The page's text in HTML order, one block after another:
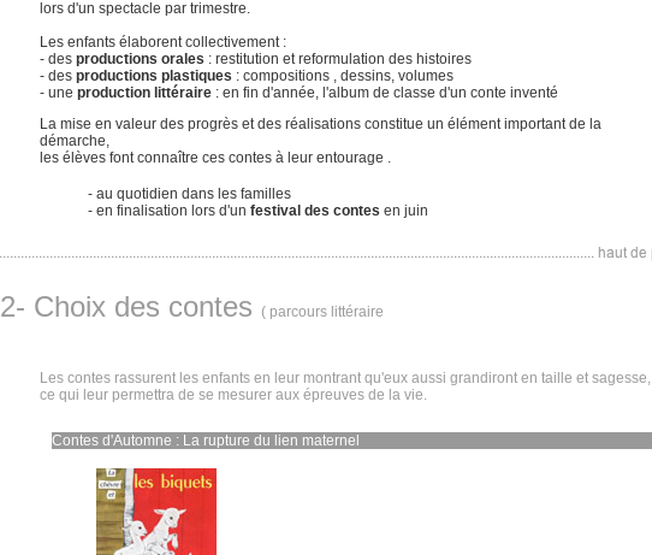
lors d'un spectacle par trimestre.
Les enfants élaborent collectivement :
- des productions orales : restitution et reformulation des histoires
- des productions plastiques : compositions , dessins, volumes
- une production littéraire : en fin d'année, l'album de classe d'un conte inventé
La mise en valeur des progrès et des réalisations constitue un élément important de la
démarche,
les élèves font connaître ces contes à leur entourage .
- au quotidien dans les familles
- en finalisation lors d'un festival des contes en juin
2- Choix des contes ( parcours littéraire
Les contes rassurent les enfants en leur montrant qu'eux aussi grandiront en taille et sagesse,
ce qui leur permettra de se mesurer aux épreuves de la vie.
Contes d'Automne : La rupture du lien maternel